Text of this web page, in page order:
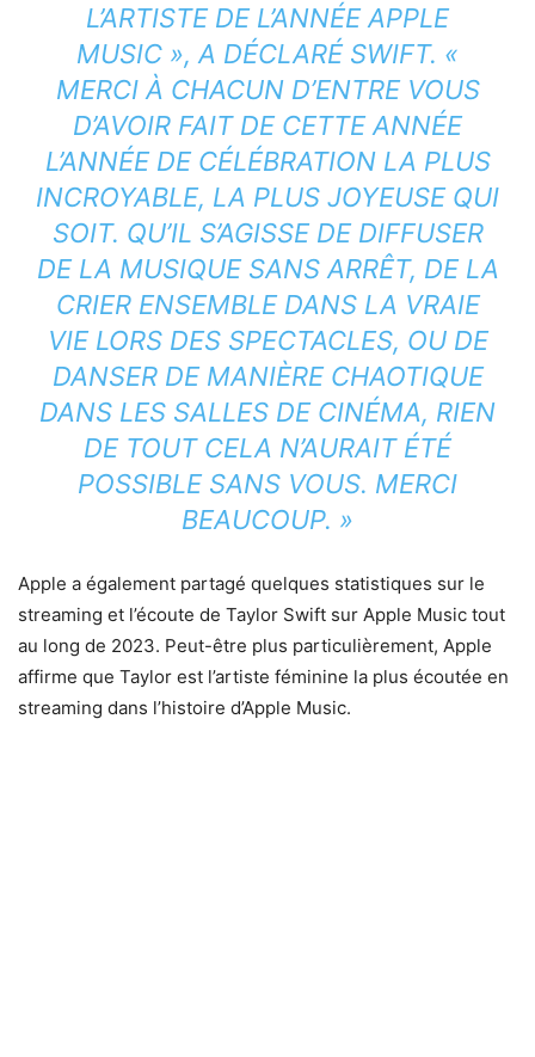
L’ARTISTE DE L’ANNÉE APPLE
MUSIC », A DÉCLARÉ SWIFT. «
MERCI À CHACUN D’ENTRE VOUS
D’AVOIR FAIT DE CETTE ANNÉE
L’ANNÉE DE CÉLÉBRATION LA PLUS
INCROYABLE, LA PLUS JOYEUSE QUI
SOIT. QU’IL S’AGISSE DE DIFFUSER
DE LA MUSIQUE SANS ARRÊT, DE LA
CRIER ENSEMBLE DANS LA VRAIE
VIE LORS DES SPECTACLES, OU DE
DANSER DE MANIÈRE CHAOTIQUE
DANS LES SALLES DE CINÉMA, RIEN
DE TOUT CELA N’AURAIT ÉTÉ
POSSIBLE SANS VOUS. MERCI
BEAUCOUP. »
Apple a également partagé quelques statistiques sur le
streaming et l’écoute de Taylor Swift sur Apple Music tout
au long de 2023. Peut-être plus particulièrement, Apple
affirme que Taylor est l’artiste féminine la plus écoutée en
streaming dans l’histoire d’Apple Music.